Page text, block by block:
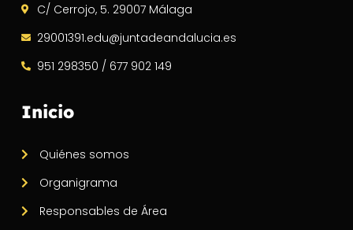
C/ Cerrojo, 5. 29007 Málaga
29001391.edu@juntadeandalucia.es
951 298350 / 677 902 149
Inicio
Quiénes somos
Organigrama
Responsables de Área